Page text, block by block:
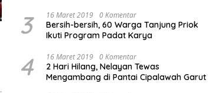
3 16 Maret 2019 0 Komentar
Bersih-bersih, 60 Warga Tanjung Priok
Ikuti Program Padat Karya
4 16 Maret 2019 0 Komentar
2 Hari Hilang, Nelayan Tewas
Mengambang di Pantai Cipalawah Garut